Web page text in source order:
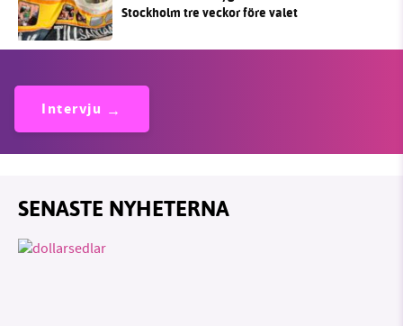
Stockholm tre veckor före valet
Intervju
SENASTE NYHETERNA